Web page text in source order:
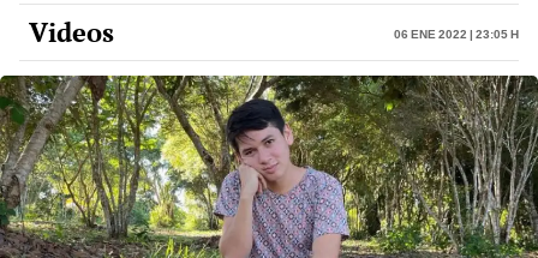
Videos 06 Ene 2022 | 23:05 h